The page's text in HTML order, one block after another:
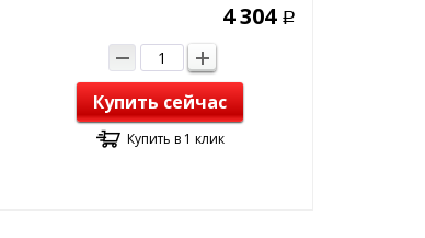
4 304 Р
Купить сейчас
Купить в 1 клик